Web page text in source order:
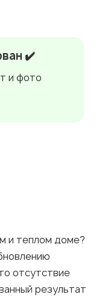
✔️
и фото
и теплом доме?
отсутствие
результат